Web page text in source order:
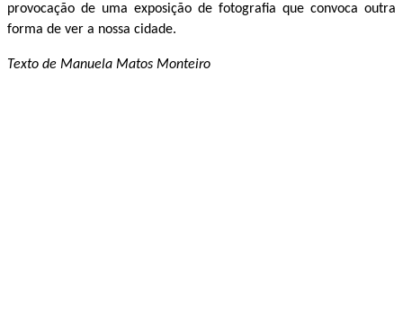
provocação de uma exposição de fotografia que convoca outra
forma de ver a nossa cidade.
Texto de Manuela Matos Monteiro